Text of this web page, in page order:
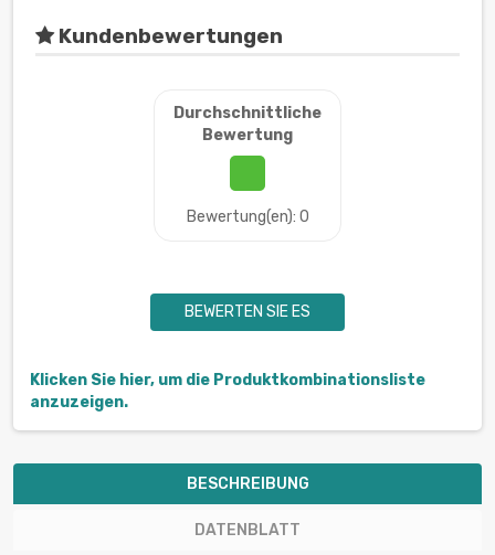
Kundenbewertungen
Durchschnittliche
Bewertung
Bewertung(en): 0
BEWERTEN SIE ES
Klicken Sie hier, um die Produktkombinationsliste
anzuzeigen.
BESCHREIBUNG
DATENBLATT